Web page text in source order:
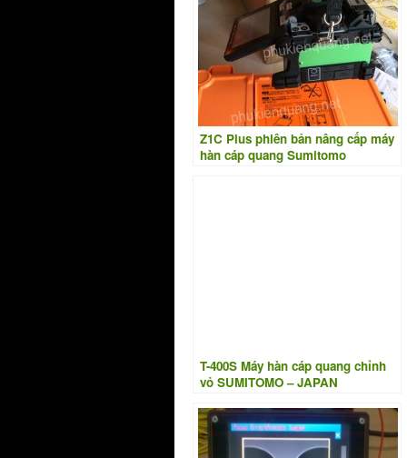
Z1C Plus phiên bản nâng cấp máy
hàn cáp quang Sumitomo
T-400S Máy hàn cáp quang chỉnh
vỏ SUMITOMO – JAPAN